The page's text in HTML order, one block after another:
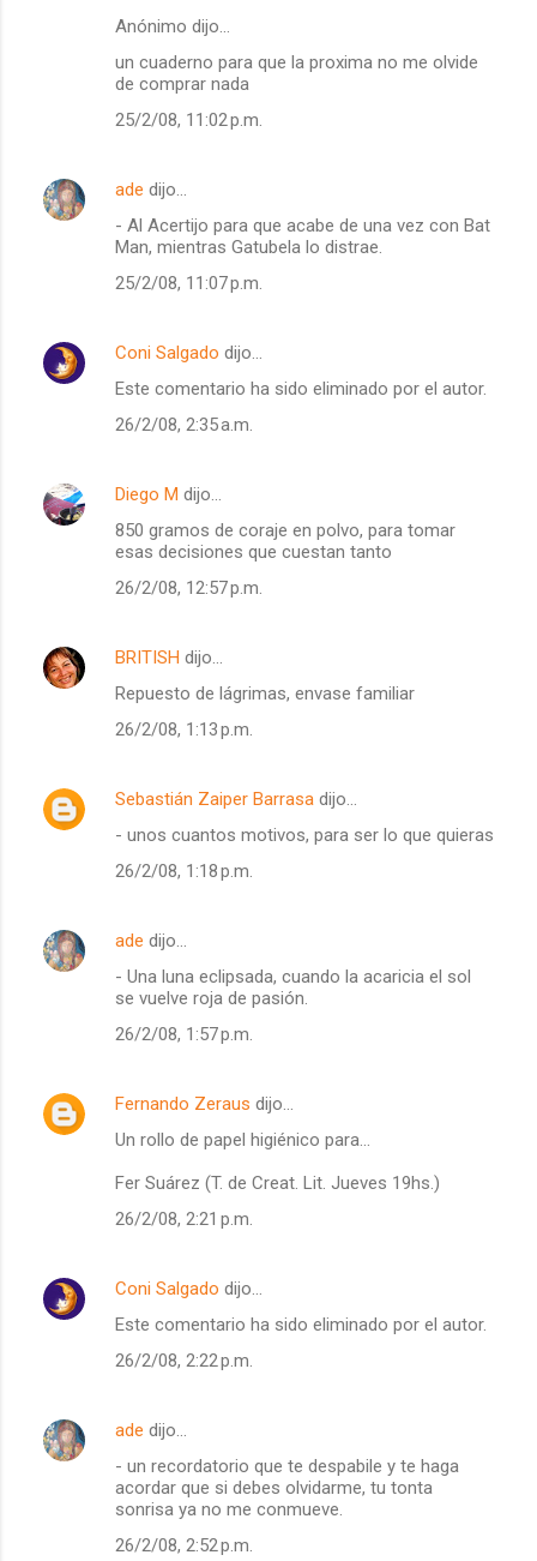
Anónimo dijo…
un cuaderno para que la proxima no me olvide
de comprar nada
25/2/08, 11:02 p.m.
ade dijo…
- Al Acertijo para que acabe de una vez con Bat
Man, mientras Gatubela lo distrae.
25/2/08, 11:07 p.m.
Coni Salgado dijo…
Este comentario ha sido eliminado por el autor.
26/2/08, 2:35 a.m.
Diego M dijo…
850 gramos de coraje en polvo, para tomar
esas decisiones que cuestan tanto
26/2/08, 12:57 p.m.
BRITISH dijo…
Repuesto de lágrimas, envase familiar
26/2/08, 1:13 p.m.
Sebastián Zaiper Barrasa dijo…
- unos cuantos motivos, para ser lo que quieras
26/2/08, 1:18 p.m.
ade dijo…
- Una luna eclipsada, cuando la acaricia el sol
se vuelve roja de pasión.
26/2/08, 1:57 p.m.
Fernando Zeraus dijo…
Un rollo de papel higiénico para...
Fer Suárez (T. de Creat. Lit. Jueves 19hs.)
26/2/08, 2:21 p.m.
Coni Salgado dijo…
Este comentario ha sido eliminado por el autor.
26/2/08, 2:22 p.m.
ade dijo…
- un recordatorio que te despabile y te haga
acordar que si debes olvidarme, tu tonta
sonrisa ya no me conmueve.
26/2/08, 2:52 p.m.